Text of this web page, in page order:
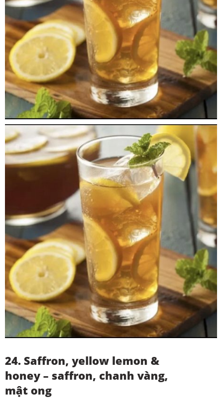
24. Saffron, yellow lemon &
honey – saffron, chanh vàng,
mật ong